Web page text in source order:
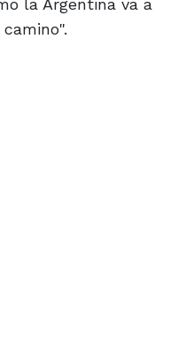
la Argentina va a